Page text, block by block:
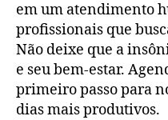
em um atendimento
profissionais que
Não deixe que a
e seu bem-estar.
primeiro passo para
dias mais produtivos.